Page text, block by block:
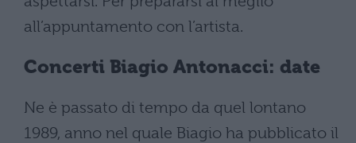
all’appuntamento con l’artista.
Concerti Biagio Antonacci: date
Ne è passato di tempo da quel lontano
1989, anno nel quale Biagio ha pubblicato il